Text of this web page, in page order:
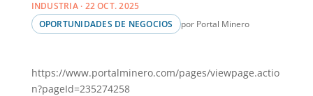
INDUSTRIA · 22 OCT. 2025
OPORTUNIDADES DE NEGOCIOS
por Portal Minero
https://www.portalminero.com/pages/viewpage.actio
n?pageId=235274258